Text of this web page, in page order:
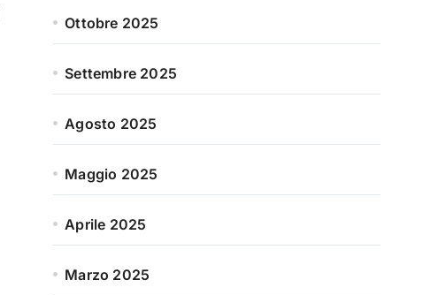
Ottobre 2025
Settembre 2025
Agosto 2025
Maggio 2025
Aprile 2025
Marzo 2025